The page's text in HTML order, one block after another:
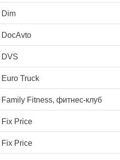
Dim
DocAvto
DVS
Euro Truck
Family Fitness, фитнес-клуб
Fix Price
Fix Price